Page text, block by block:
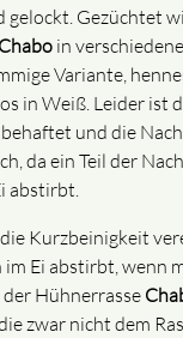
Gezüchtet
Chaboin
Variante,
in Weiß. Leider ist
und die
da ein Teil der
abstirbt.
Kurzbeinigkeit
Ei abstirbt, wenn
Hühnerrasse
zwar nicht dem